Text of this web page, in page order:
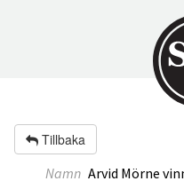
Tillbaka
Namn Arvid Mörne